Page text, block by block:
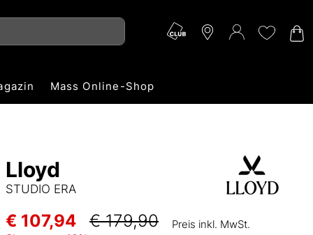
Mass Online-Shop
Lloyd
STUDIO ERA
€ 107,94 € 179,90 Preis inkl. MwSt.